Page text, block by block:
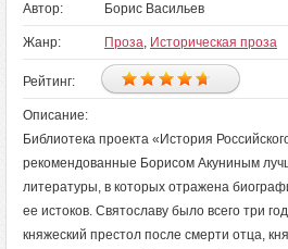
Автор: Борис Васильев
Жанр: Проза, Историческая проза
Рейтинг:
Описание:
Библиотека проекта «История
рекомендованные Борисом Акуниным
литературы, в которых отражена
ее истоков. Святославу было всего три
княжеский престол после смерти отца,